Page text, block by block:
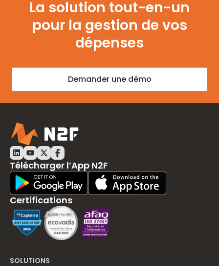
La solution tout-en-un
pour la gestion de vos
dépenses
Demander une démo
LinkedIn N2F
Youtube N2F
Twitter N2F
Facebook N2F
Télécharger l’App N2F
Play Store DownloadApp Store Download
Certifications
SOLUTIONS